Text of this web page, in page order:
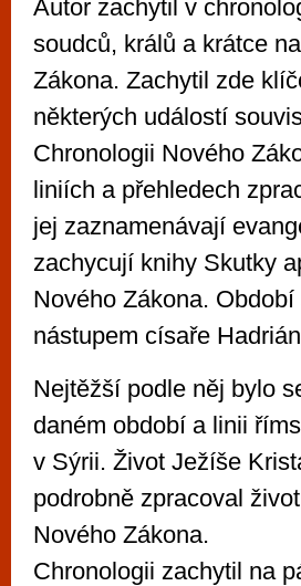
Autor zachytil v
soudců, králů a krátce
Zákona. Zachytil zde
některých událostí
Chronologii Nového
liniích a přehledech
jej zaznamenávají
zachycují knihy Skutky
Nového Zákona.
nástupem císaře
Nejtěžší podle něj bylo
daném období a linii
v Sýrii. Život Ježíše
podrobně zpracoval
Nového Zákona.
Chronologii zachytil na